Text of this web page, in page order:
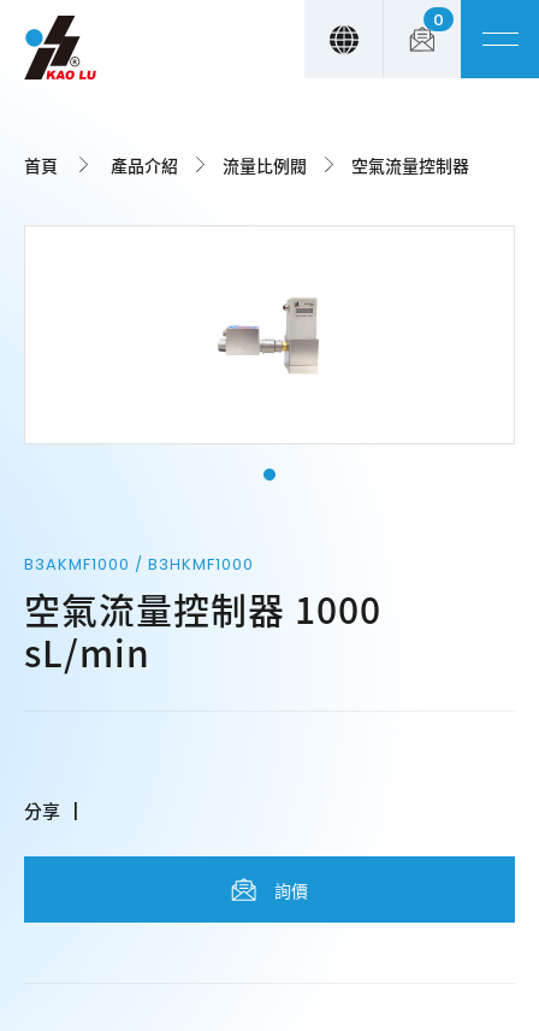
0
首頁 產品介紹 流量比例閥 空氣流量控制器
B3AKMF1000 / B3HKMF1000
空氣流量控制器 1000
sL/min
分享
詢價
Cookie管理面板